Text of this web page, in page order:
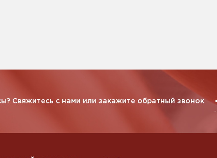
Свяжитесь с нами или закажите обратный звонок